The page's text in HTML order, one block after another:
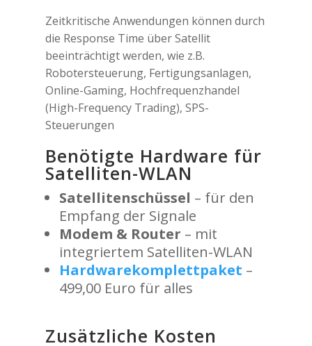
Zeitkritische Anwendungen können durch
die Response Time über Satellit
beeinträchtigt werden, wie z.B.
Robotersteuerung, Fertigungsanlagen,
Online-Gaming, Hochfrequenzhandel
(High-Frequency Trading), SPS-
Steuerungen
Benötigte Hardware für
Satelliten-WLAN
Satellitenschüssel – für den
Empfang der Signale
Modem & Router – mit
integriertem Satelliten-WLAN
Hardwarekomplettpaket –
499,00 Euro für alles
Zusätzliche Kosten